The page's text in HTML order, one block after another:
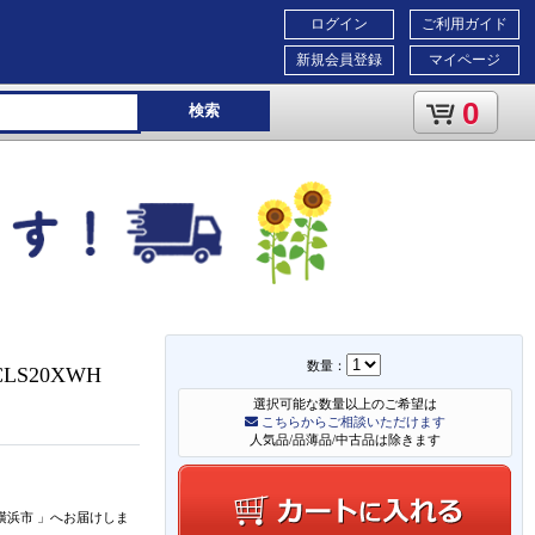
ご利用ガイド
マイページ
ログイン
新規会員登録
検索 0
数量：
選択可能な数量以上のご希望は
こちらからご相談いただけます
人気品/品薄品/中古品は除きます
浜市 」 へお届けしま